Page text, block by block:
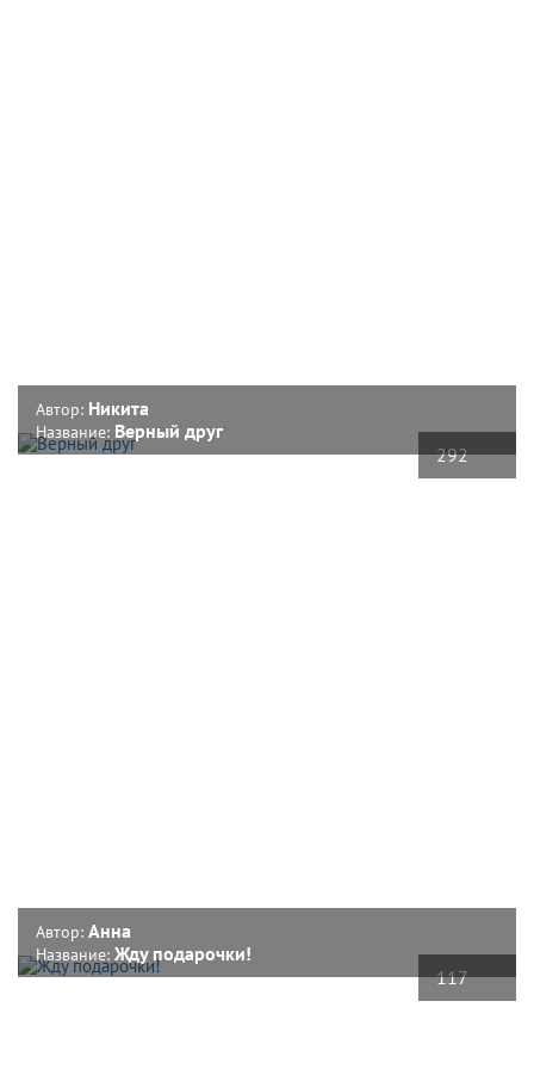
292
Автор: Никита
Название: Верный друг
117
Автор: Анна
Название: Жду подарочки!